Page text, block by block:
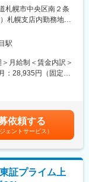
するパラマウントベ
おいて約7割の業界
しています。
キルも例外ではあり
できる貴重な求人
たします。
ド、車いす等）の修
の紹介、提案
握と情報の社内共有
南、道東
札幌市中央区南２条
札幌支店内勤務地最
内全面禁煙変更の範
駅
月給制＜賃金内訳＞
：28,935円（固定残
：・社命で1日5h以
上の外出：2200円支
円×4=週4800円・
の金額であり、選考
額)は固定手当を含め
依頼する
ジェントサービス）
証プライム上